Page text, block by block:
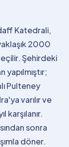
Katedrali,
2000
Şehirdeki
yapılmıştır;
Pulteney
varılır ve
karşılanır.
sonra
döner.